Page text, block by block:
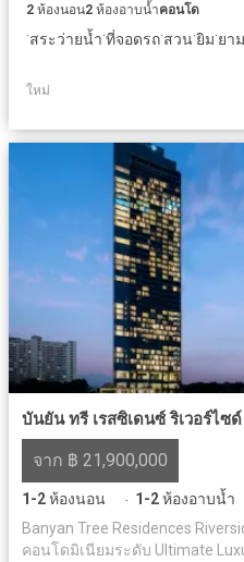
2 ห้องนอน2 ห้องอาบน้ำคอนโด
·สระว่ายน้ำ·ที่จอดรถ·สวน·ยิม·ยาม
ใหม่
บันยัน ทรี เรสซิเดนซ์ ริเวอร์ไซด์
จาก ฿ 21,900,000
1-2ห้องนอน · 1-2ห้องอาบน้ำ
Banyan Tree Residences
คอนโดมิเนียมระดับ Ultimate